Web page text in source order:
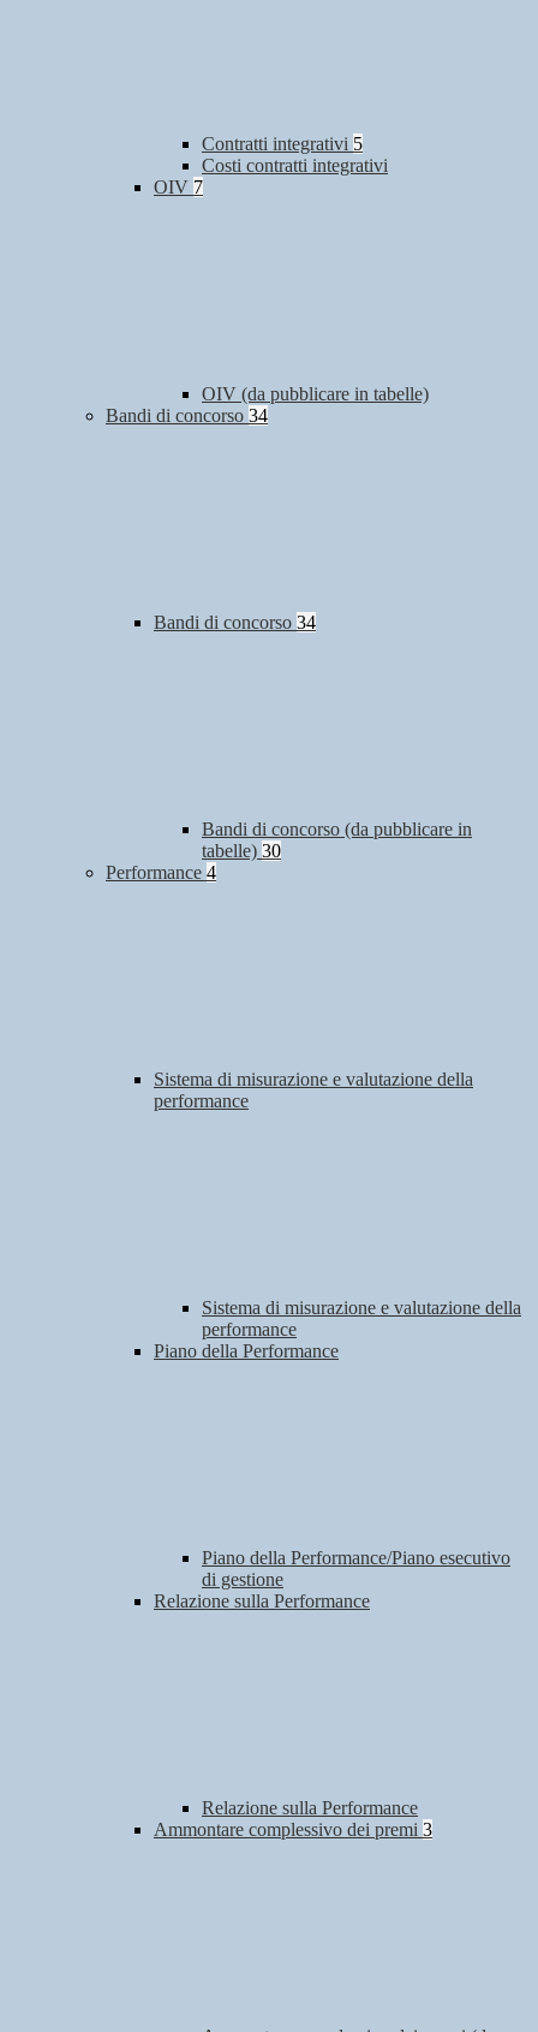
Contratti integrativi 5
Costi contratti integrativi
OIV 7
OIV (da pubblicare in tabelle)
Bandi di concorso 34
Bandi di concorso 34
Bandi di concorso (da pubblicare in
tabelle) 30
Performance 4
Sistema di misurazione e valutazione della
performance
Sistema di misurazione e valutazione della
performance
Piano della Performance
Piano della Performance/Piano esecutivo
di gestione
Relazione sulla Performance
Relazione sulla Performance
Ammontare complessivo dei premi 3